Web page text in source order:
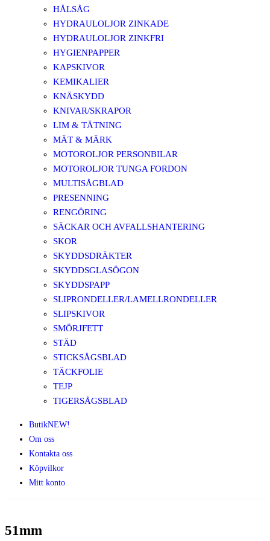
HÅLSÅG
HYDRAULOLJOR ZINKADE
HYDRAULOLJOR ZINKFRI
HYGIENPAPPER
KAPSKIVOR
KEMIKALIER
KNÄSKYDD
KNIVAR/SKRAPOR
LIM & TÄTNING
MÄT & MÄRK
MOTOROLJOR PERSONBILAR
MOTOROLJOR TUNGA FORDON
MULTISÅGBLAD
PRESENNING
RENGÖRING
SÄCKAR OCH AVFALLSHANTERING
SKOR
SKYDDSDRÄKTER
SKYDDSGLASÖGON
SKYDDSPAPP
SLIPRONDELLER/LAMELLRONDELLER
SLIPSKIVOR
SMÖRJFETT
STÄD
STICKSÅGSBLAD
TÄCKFOLIE
TEJP
TIGERSÅGSBLAD
ButikNEW!
Om oss
Kontakta oss
Köpvilkor
Mitt konto
51mm